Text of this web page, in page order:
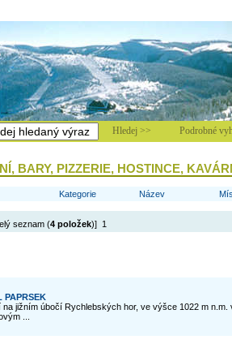
Hledej >> Podrobné
BARY, PIZZERIE, HOSTINCE,
Kategorie Název
seznam (4 položek)] 1
PAPRSEK
jižním úbočí Rychlebských hor, ve výšce 1022 m n.m.
...